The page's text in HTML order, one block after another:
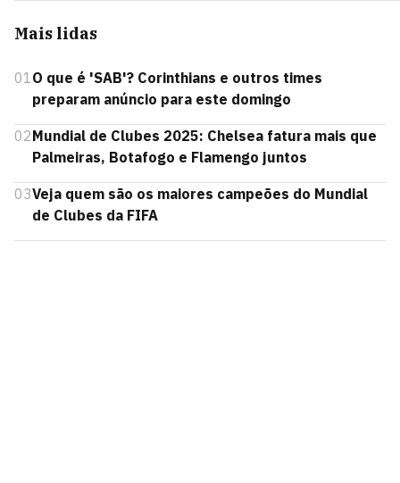
Mais lidas
01O que é 'SAB'? Corinthians e outros times
preparam anúncio para este domingo
02Mundial de Clubes 2025: Chelsea fatura mais que
Palmeiras, Botafogo e Flamengo juntos
03Veja quem são os maiores campeões do Mundial
de Clubes da FIFA